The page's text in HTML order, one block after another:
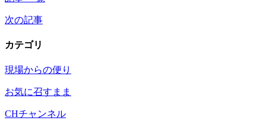
次の記事
カテゴリ
現場からの便り
お気に召すまま
CHチャンネル